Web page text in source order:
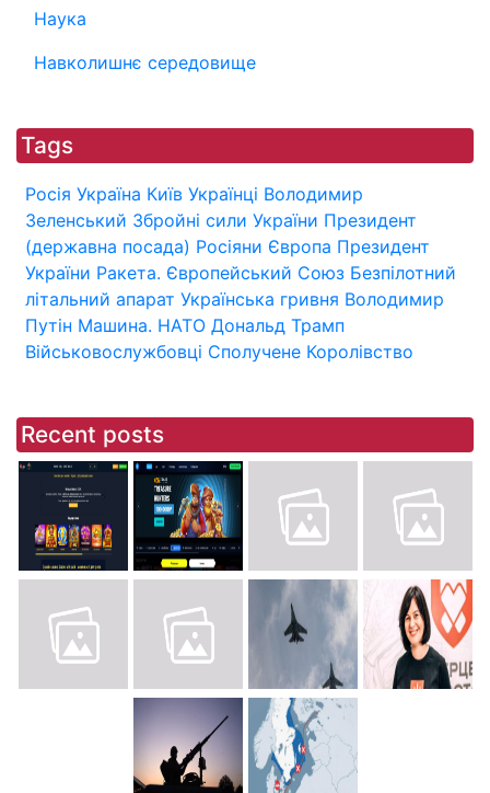
Наука
Навколишнє середовище
Tags
Росія Україна Київ Українці Володимир
Зеленський Збройні сили України Президент
(державна посада) Росіяни Європа Президент
України Ракета. Європейський Союз Безпілотний
літальний апарат Українська гривня Володимир
Путін Машина. НАТО Дональд Трамп
Військовослужбовці Сполучене Королівство
Recent posts